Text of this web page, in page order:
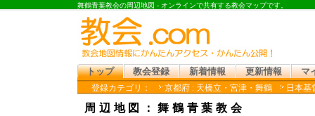
舞鶴青葉教会の周辺地図 - オンラインで共有する教会マップです。
トップ 教会登録 新着情報 更新情報
マ
登録カテゴリ：
京都府 : 天橋立・宮津・舞鶴 日本基
周辺地図：舞鶴青葉教会